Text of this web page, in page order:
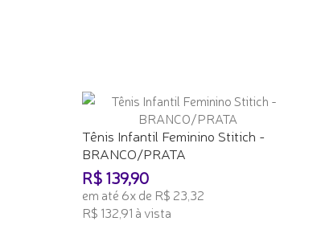
Tênis Infantil Feminino Stitich -
BRANCO/PRATA
R$ 139,90
em até 6x de R$ 23,32
R$ 132,91 à vista